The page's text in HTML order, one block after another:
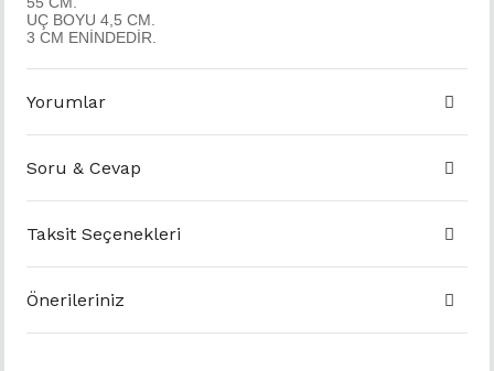
UÇ BOYU 4,5 CM.
3 CM ENİNDEDİR.
Yorumlar
Soru & Cevap
Taksit Seçenekleri
Önerileriniz